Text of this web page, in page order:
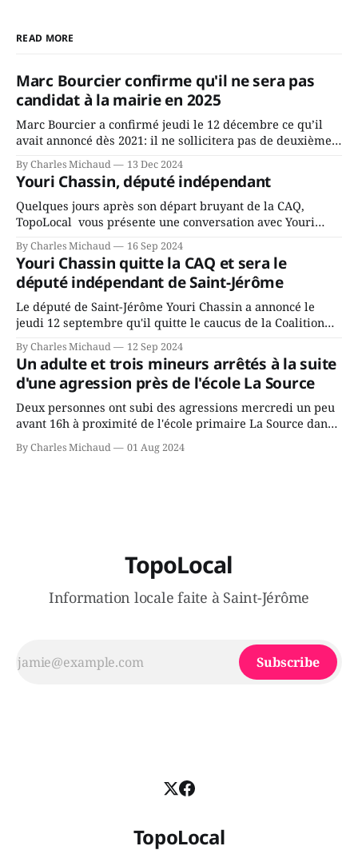
READ MORE
Marc Bourcier confirme qu'il ne sera pas
candidat à la mairie en 2025
Marc Bourcier a confirmé jeudi le 12 décembre ce qu’il
avait annoncé dès 2021: il ne sollicitera pas de deuxième
mandat à titre de maire de Saint-Jérôme. Bourcier en a
fait l’annonce en s’adressant aux employés de la ville,
rassemblés en soirée pour leur traditionnel souper
By Charles Michaud 13 Dec 2024
Youri Chassin, député indépendant
Quelques jours après son départ bruyant de la CAQ,
TopoLocal vous présente une conversation avec Youri
Chassin. Nous avons causé de sa décision. Y songeait-il
depuis longtemps? Sera-t-il candidat indépendant dans 2
ans? Joindrait-il un autre parti, par exemple les
conservateurs d’Éric Duhaime? Que lui
By Charles Michaud 16 Sep 2024
Youri Chassin quitte la CAQ et sera le
député indépendant de Saint-Jérôme
Le député de Saint-Jérôme Youri Chassin a annoncé le
jeudi 12 septembre qu'il quitte le caucus de la Coalition
Avenir Québec de François Legault parce qu'il est déçu du
gouvernement de la CAQ, surtout de son incapacité, qu'il
juge chronique, à offrir des
By Charles Michaud 12 Sep 2024
Un adulte et trois mineurs arrêtés à la suite
d'une agression près de l'école La Source
Deux personnes ont subi des agressions mercredi un peu
avant 16h à proximité de l'école primaire La Source dans
le secteur Bellefeuille de Saint-Jérôme. L'une de deux
victimes aurait été écrasée sous un véhicule et aspergée
By Charles Michaud 01 Aug 2024
TopoLocal
Information locale faite à Saint-Jérôme
Subscribe
TopoLocal